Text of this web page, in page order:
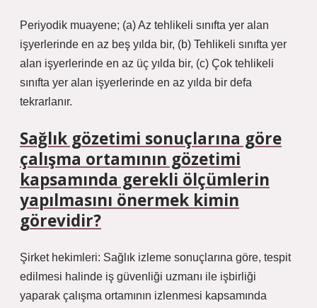
Periyodik muayene; (a) Az tehlikeli sınıfta yer alan
işyerlerinde en az beş yılda bir, (b) Tehlikeli sınıfta yer
alan işyerlerinde en az üç yılda bir, (c) Çok tehlikeli
sınıfta yer alan işyerlerinde en az yılda bir defa
tekrarlanır.
Sağlık gözetimi sonuçlarına göre
çalışma ortamının gözetimi
kapsamında gerekli ölçümlerin
yapılmasını önermek kimin
görevidir?
Şirket hekimleri: Sağlık izleme sonuçlarına göre, tespit
edilmesi halinde iş güvenliği uzmanı ile işbirliği
yaparak çalışma ortamının izlenmesi kapsamında